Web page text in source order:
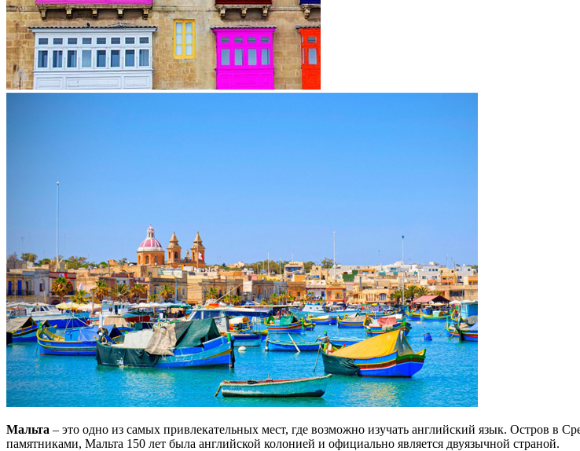
Мальта – это одно из самых привлекательных мест, где возможно изучать английский язык. Остров в
памятниками, Мальта 150 лет была английской колонией и официально является двуязычной страной.